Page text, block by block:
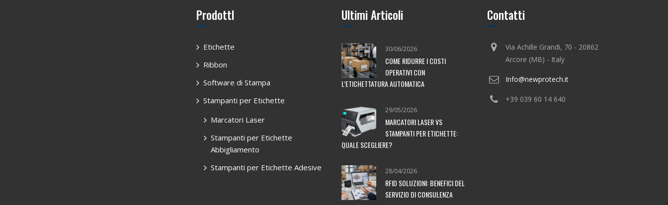
ProdottI
Etichette
Ribbon
Software di Stampa
Stampanti per Etichette
Marcatori Laser
Stampanti per Etichette
Abbigliamento
Stampanti per Etichette Adesive
Ultimi Articoli
30/06/2026
COME RIDURRE I COSTI
OPERATIVI CON
L’ETICHETTATURA AUTOMATICA
29/05/2026
MARCATORI LASER VS
STAMPANTI PER ETICHETTE:
QUALE SCEGLIERE?
28/04/2026
RFID SOLUZIONI: BENEFICI DEL
SERVIZIO DI CONSULENZA
Contatti
Via Achille Grandi, 70 - 20862
Arcore (MB) - Italy
Info@newprotech.it
+39 039 60 14 640